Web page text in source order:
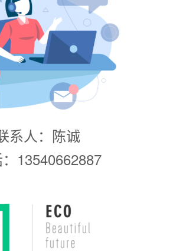
系人：陈诚
13540662887